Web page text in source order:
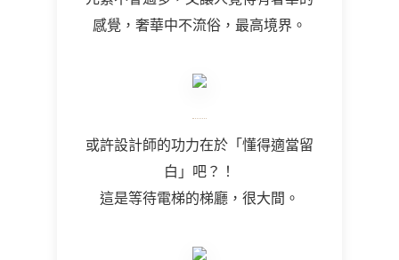
感覺，奢華中不流俗，最高境界。
或許設計師的功力在於「懂得適當留
白」吧？！
這是等待電梯的梯廳，很大間。